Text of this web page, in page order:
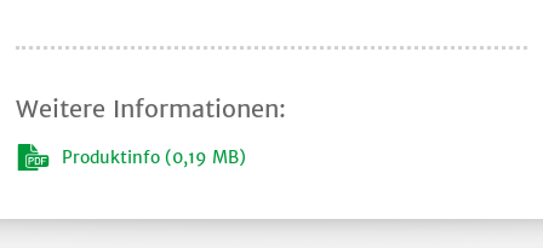
Weitere Informationen:
Produktinfo (0,19 MB)